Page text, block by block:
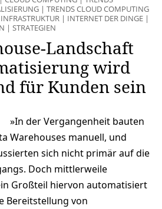
| TRENDS CLOUD COMPUTING
INFRASTRUKTUR | INTERNET DER DINGE |
| STRATEGIEN
Landschaft
wird
für Kunden sein
»In der Vergangenheit bauten
Warehouses manuell, und
sich nicht primär auf die
Doch mittlerweile
Großteil hiervon automatisiert
Bereitstellung von